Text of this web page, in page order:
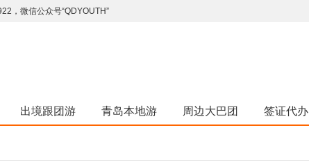
，微信公众号“QDYOUTH”
出境跟团游 青岛本地游 周边大巴团 签证代办